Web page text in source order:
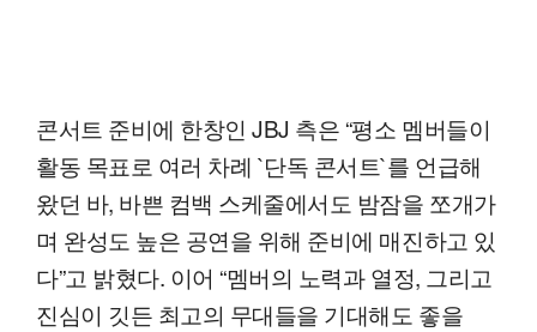
콘서트 준비에 한창인 JBJ 측은 “평소 멤버들이
활동 목표로 여러 차례 `단독 콘서트`를 언급해
왔던 바, 바쁜 컴백 스케줄에서도 밤잠을 쪼개가
며 완성도 높은 공연을 위해 준비에 매진하고 있
다”고 밝혔다. 이어 “멤버의 노력과 열정, 그리고
진심이 깃든 최고의 무대들을 기대해도 좋을